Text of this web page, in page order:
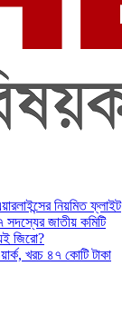
নিয়মিত ফ্লাইট
সদস্যের জাতীয় কমিটি
জিরো?
খরচ ৪৭ কোটি টাকা